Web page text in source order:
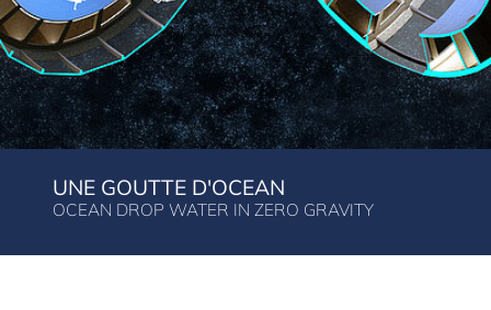
UNE GOUTTE D'OCEAN
OCEAN DROP WATER IN ZERO GRAVITY